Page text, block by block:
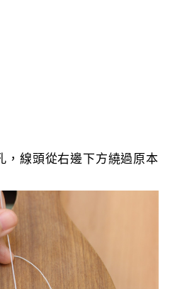
，線頭從右邊下方繞過原本